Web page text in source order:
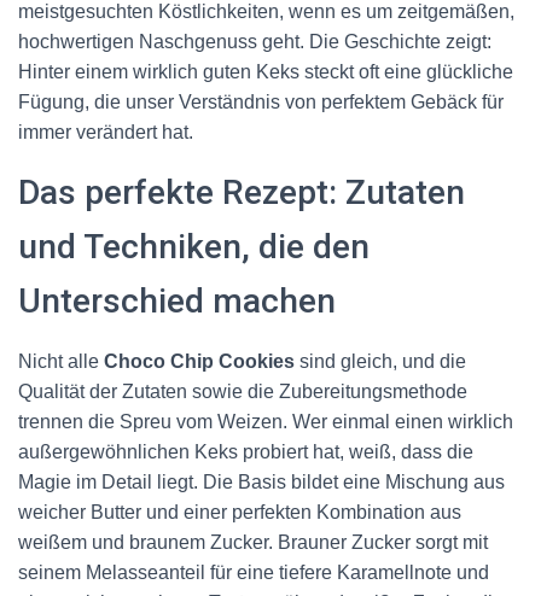
meistgesuchten Köstlichkeiten, wenn es um zeitgemäßen,
hochwertigen Naschgenuss geht. Die Geschichte zeigt:
Hinter einem wirklich guten Keks steckt oft eine glückliche
Fügung, die unser Verständnis von perfektem Gebäck für
immer verändert hat.
Das perfekte Rezept: Zutaten
und Techniken, die den
Unterschied machen
Nicht alle Choco Chip Cookies sind gleich, und die
Qualität der Zutaten sowie die Zubereitungsmethode
trennen die Spreu vom Weizen. Wer einmal einen wirklich
außergewöhnlichen Keks probiert hat, weiß, dass die
Magie im Detail liegt. Die Basis bildet eine Mischung aus
weicher Butter und einer perfekten Kombination aus
weißem und braunem Zucker. Brauner Zucker sorgt mit
seinem Melasseanteil für eine tiefere Karamellnote und